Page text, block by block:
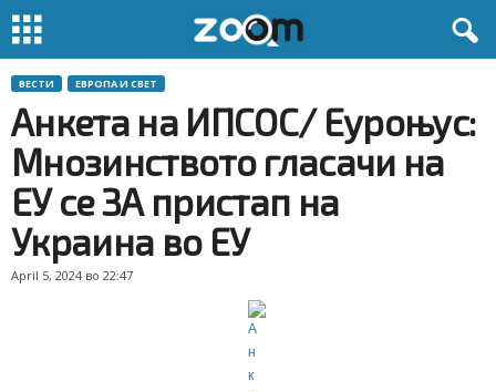
ВЕСТИ ЕВРОПА И СВЕТ
Анкета на ИПСОС/ Еуроњус:
Мнозинството гласачи на
ЕУ се ЗА пристап на
Украина во ЕУ
April 5, 2024 во 22:47